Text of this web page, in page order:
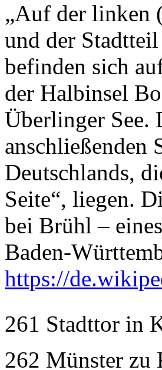
„Auf der linken
und der
befinden sich
der Halbinsel
Überlinger See.
anschließenden
Deutschlands,
Seite“, liegen.
bei Brühl –
Baden-
https://
261 Stadttor in
262 Münster zu